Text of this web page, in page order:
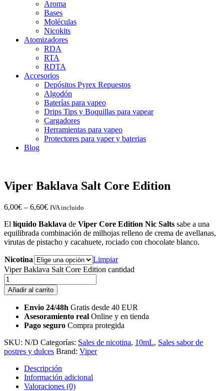
Aroma
Bases
Moléculas
Nicokits
Atomizadores
RDA
RTA
RDTA
Accesorios
Depósitos Pyrex Repuestos
Algodón
Baterías para vapeo
Drips Tips y Boquillas para vapear
Cargadores
Herramientas para vapeo
Protectores para vaper y baterias
Blog
Viper Baklava Salt Core Edition
6,00€ – 6,60€ IVA incluido
El líquido Baklava de Viper Core Edition Nic Salts sabe a una
equilibrada combinación de milhojas relleno de crema de avellanas,
virutas de pistacho y cacahuete, rociado con chocolate blanco.
Nicotina
Limpiar
Viper Baklava Salt Core Edition cantidad
Añadir al carrito
Envio 24/48h Gratis desde 40 EUR
Asesoramiento real Online y en tienda
Pago seguro Compra protegida
SKU: N/D Categorías: Sales de nicotina, 10mL, Sales sabor de
postres y dulces Brand: Viper
Descripción
Información adicional
Valoraciones (0)